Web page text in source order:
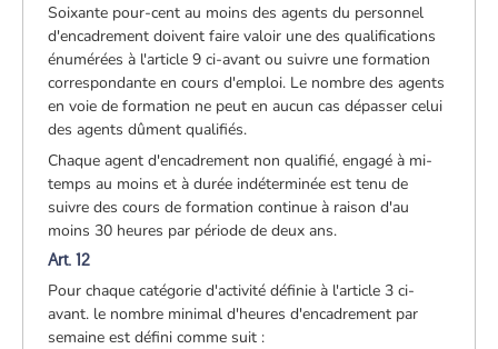
Soixante pour-cent au moins des agents du personnel
d'encadrement doivent faire valoir une des qualifications
énumérées à l'article 9 ci-avant ou suivre une formation
correspondante en cours d'emploi. Le nombre des agents
en voie de formation ne peut en aucun cas dépasser celui
des agents dûment qualifiés.
Chaque agent d'encadrement non qualifié, engagé à mi-
temps au moins et à durée indéterminée est tenu de
suivre des cours de formation continue à raison d'au
moins 30 heures par période de deux ans.
Art. 12
Pour chaque catégorie d'activité définie à l'article 3 ci-
avant. le nombre minimal d'heures d'encadrement par
semaine est défini comme suit :